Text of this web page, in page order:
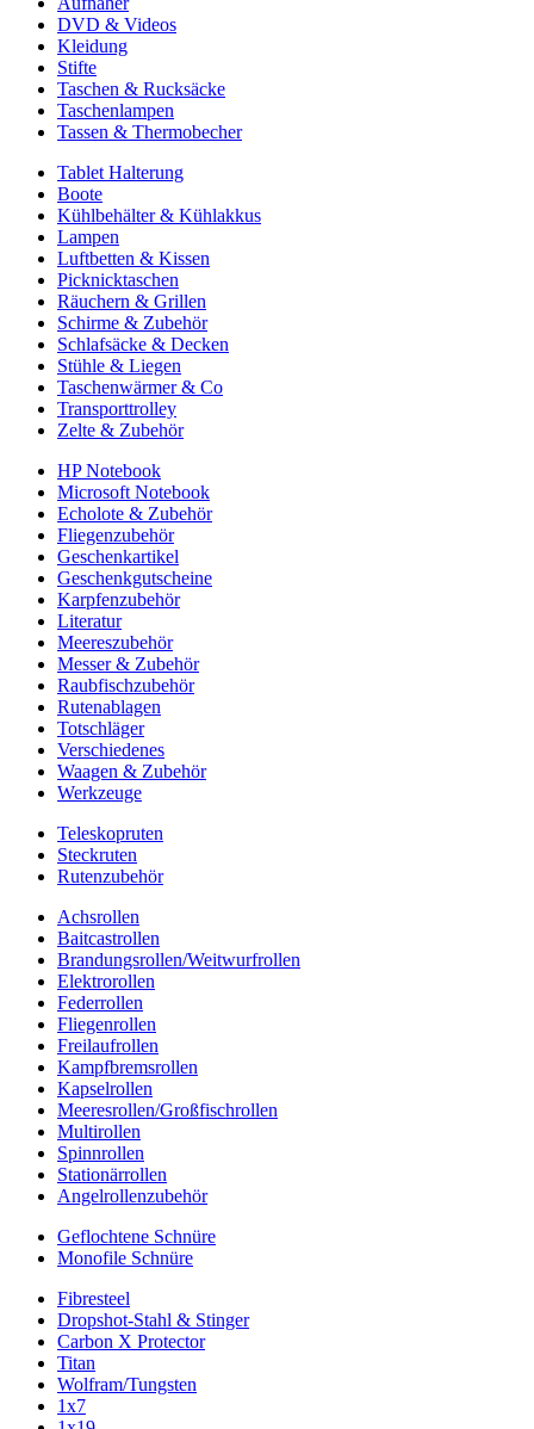
DVD & Videos
Kleidung
Stifte
Taschen & Rucksäcke
Taschenlampen
Tassen & Thermobecher
Tablet Halterung
Boote
Kühlbehälter & Kühlakkus
Lampen
Luftbetten & Kissen
Picknicktaschen
Räuchern & Grillen
Schirme & Zubehör
Schlafsäcke & Decken
Stühle & Liegen
Taschenwärmer & Co
Transporttrolley
Zelte & Zubehör
HP Notebook
Microsoft Notebook
Echolote & Zubehör
Fliegenzubehör
Geschenkartikel
Geschenkgutscheine
Karpfenzubehör
Literatur
Meereszubehör
Messer & Zubehör
Raubfischzubehör
Rutenablagen
Totschläger
Verschiedenes
Waagen & Zubehör
Werkzeuge
Teleskopruten
Steckruten
Rutenzubehör
Achsrollen
Baitcastrollen
Brandungsrollen/Weitwurfrollen
Elektrorollen
Federrollen
Fliegenrollen
Freilaufrollen
Kampfbremsrollen
Kapselrollen
Meeresrollen/Großfischrollen
Multirollen
Spinnrollen
Stationärrollen
Angelrollenzubehör
Geflochtene Schnüre
Monofile Schnüre
Fibresteel
Dropshot-Stahl & Stinger
Carbon X Protector
Titan
Wolfram/Tungsten
1x7